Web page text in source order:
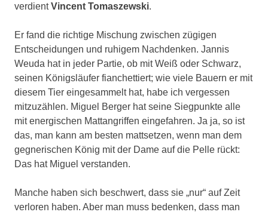
verdientVincent Tomaszewski.
Er fand die richtige Mischung zwischen zügigen
Entscheidungen und ruhigem Nachdenken. Jannis
Weuda hat in jeder Partie, ob mit Weiß oder Schwarz,
seinen Königsläufer fianchettiert; wie viele Bauern er mit
diesem Tier eingesammelt hat, habe ich vergessen
mitzuzählen. Miguel Berger hat seine Siegpunkte alle
mit energischen Mattangriffen eingefahren. Ja ja, so ist
das, man kann am besten mattsetzen, wenn man dem
gegnerischen König mit der Dame auf die Pelle rückt:
Das hat Miguel verstanden.
Manche haben sich beschwert, dass sie „nur“ auf Zeit
verloren haben. Aber man muss bedenken, dass man